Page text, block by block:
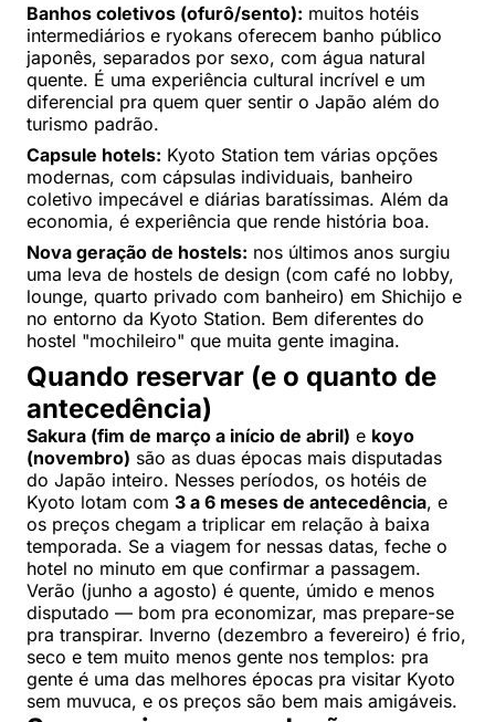
Banhos coletivos (ofurô/sento): muitos hotéis
intermediários e ryokans oferecem banho público
japonês, separados por sexo, com água natural
quente. É uma experiência cultural incrível e um
diferencial pra quem quer sentir o Japão além do
turismo padrão.
Capsule hotels: Kyoto Station tem várias opções
modernas, com cápsulas individuais, banheiro
coletivo impecável e diárias baratíssimas. Além da
economia, é experiência que rende história boa.
Nova geração de hostels: nos últimos anos surgiu
uma leva de hostels de design (com café no lobby,
lounge, quarto privado com banheiro) em Shichijo e
no entorno da Kyoto Station. Bem diferentes do
hostel "mochileiro" que muita gente imagina.
Quando reservar (e o quanto de
antecedência)
Sakura (fim de março a início de abril) e koyo
(novembro) são as duas épocas mais disputadas
do Japão inteiro. Nesses períodos, os hotéis de
Kyoto lotam com 3 a 6 meses de antecedência, e
os preços chegam a triplicar em relação à baixa
temporada. Se a viagem for nessas datas, feche o
hotel no minuto em que confirmar a passagem.
Verão (junho a agosto) é quente, úmido e menos
disputado — bom pra economizar, mas prepare-se
pra transpirar. Inverno (dezembro a fevereiro) é frio,
seco e tem muito menos gente nos templos: pra
gente é uma das melhores épocas pra visitar Kyoto
sem muvuca, e os preços são bem mais amigáveis.